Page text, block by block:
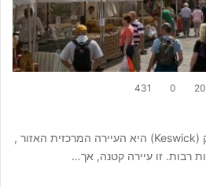
0
431
קסוויק אנגליה קסוויק – קסוויק (Keswick) היא העיירה המרכזית האזור ,
רבות. זו עיירה קטנה, אך…